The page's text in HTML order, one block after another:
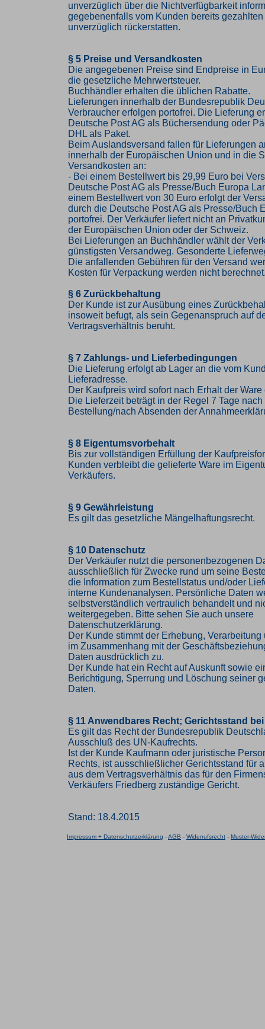
unverzüglich über die Nichtverfügbarkeit
gegebenenfalls vom Kunden bereits
unverzüglich rückerstatten.
§ 5 Preise und Versandkosten
Die angegebenen Preise sind Endpreise in
die gesetzliche Mehrwertsteuer.
Buchhändler erhalten die üblichen Rabatte.
Lieferungen innerhalb der Bundesrepublik
Verbraucher erfolgen portofrei. Die Lieferung
Deutsche Post AG als Büchersendung oder
DHL als Paket.
Beim Auslandsversand fallen für Lieferungen
innerhalb der Europäischen Union und in die
Versandkosten an:
- Bei einem Bestellwert bis 29,99 Euro bei
Deutsche Post AG als Presse/Buch Europa
einem Bestellwert von 30 Euro erfolgt der
durch die Deutsche Post AG als Presse/Buch
portofrei. Der Verkäufer liefert nicht an
der Europäischen Union oder der Schweiz.
Bei Lieferungen an Buchhändler wählt der
günstigsten Versandweg. Gesonderte
Die anfallenden Gebühren für den Versand
Kosten für Verpackung werden nicht
§ 6 Zurückbehaltung
Der Kunde ist zur Ausübung eines
insoweit befugt, als sein Gegenanspruch auf
Vertragsverhältnis beruht.
§ 7 Zahlungs- und Lieferbedingungen
Die Lieferung erfolgt ab Lager an die vom
Lieferadresse.
Der Kaufpreis wird sofort nach Erhalt der
Die Lieferzeit beträgt in der Regel 7 Tage
Bestellung/nach Absenden der
§ 8 Eigentumsvorbehalt
Bis zur vollständigen Erfüllung der
Kunden verbleibt die gelieferte Ware im
Verkäufers.
§ 9 Gewährleistung
Es gilt das gesetzliche Mängelhaftungsrecht.
§ 10 Datenschutz
Der Verkäufer nutzt die personenbezogenen
ausschließlich für Zwecke rund um seine
die Information zum Bestellstatus und/oder
interne Kundenanalysen. Persönliche Daten
selbstverständlich vertraulich behandelt und
weitergegeben. Bitte sehen Sie auch unsere
Datenschutzerklärung.
Der Kunde stimmt der Erhebung,
im Zusammenhang mit der
Daten ausdrücklich zu.
Der Kunde hat ein Recht auf Auskunft sowie
Berichtigung, Sperrung und Löschung seiner
Daten.
§ 11 Anwendbares Recht; Gerichtsstand
Es gilt das Recht der Bundesrepublik
Ausschluß des UN-Kaufrechts.
Ist der Kunde Kaufmann oder juristische
Rechts, ist ausschließlicher Gerichtsstand für
aus dem Vertragsverhältnis das für den
Verkäufers Friedberg zuständige Gericht.
Stand: 18.4.2015
Impressum + Datenschutzerklärung -AGB - Widerrufsrecht - Muster-